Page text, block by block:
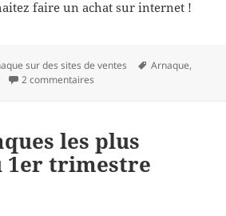
faire un achat sur internet !
sur des sites de ventes
Mots-
Arnaque,
2 commentaires
les plus
1er trimestre